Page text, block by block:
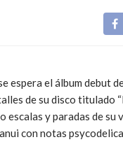
espera el álbum debut
de su disco titulado
escalas y paradas de
con notas